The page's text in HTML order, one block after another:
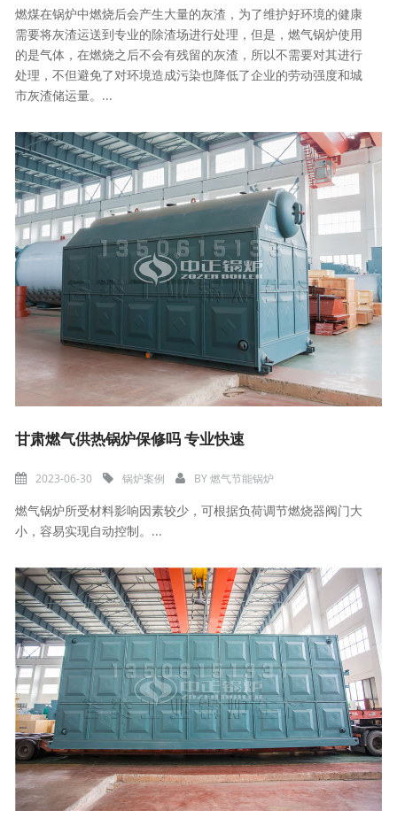
燃煤在锅炉中燃烧后会产生大量的灰渣，为了维护好环境的健康
需要将灰渣运送到专业的除渣场进行处理，但是，燃气锅炉使用
的是气体，在燃烧之后不会有残留的灰渣，所以不需要对其进行
处理，不但避免了对环境造成污染也降低了企业的劳动强度和城
市灰渣储运量。...
甘肃燃气供热锅炉保修吗 专业快速
2023-06-30 锅炉案例 BY燃气节能锅炉
燃气锅炉所受材料影响因素较少，可根据负荷调节燃烧器阀门大
小，容易实现自动控制。...